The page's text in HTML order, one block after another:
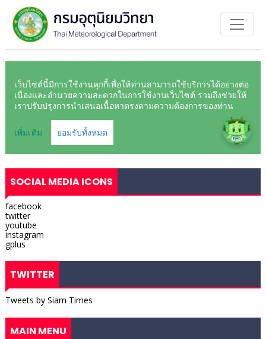
SOCIAL MEDIA ICONS
facebook
twitter
youtube
instagram
gplus
TWITTER
Tweets by Siam Times
MAIN MENU